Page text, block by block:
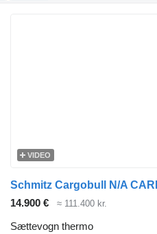
VIDEO
14.900 € ≈ 111.400 kr.
Sættevogn thermo